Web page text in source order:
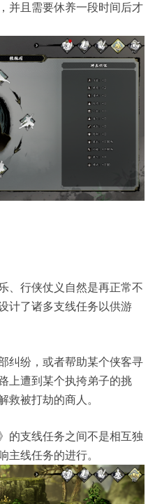
并且需要休养一段时间后才
、行侠仗义自然是再正常不
计了诸多支线任务以供游
纠纷，或者帮助某个侠客寻
上遭到某个执挎弟子的挑
救被打劫的商人。
的支线任务之间不是相互独
主线任务的进行。